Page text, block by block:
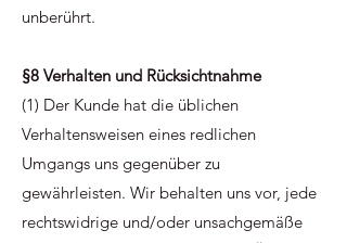
unberührt.
§8 Verhalten und Rücksichtnahme
(1) Der Kunde hat die üblichen
Verhaltensweisen eines redlichen
Umgangs uns gegenüber zu
gewährleisten. Wir behalten uns vor, jede
rechtswidrige und/oder unsachgemäße